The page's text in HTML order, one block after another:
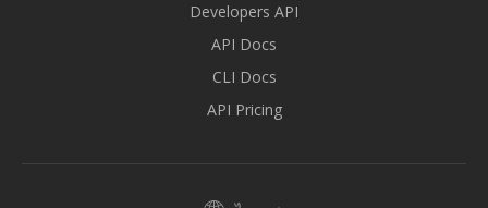
Developers API
API Docs
CLI Docs
API Pricing